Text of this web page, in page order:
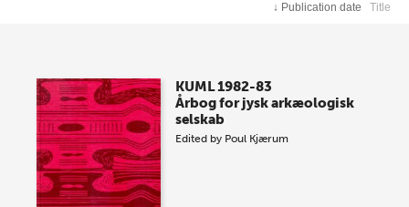
↓ Publication date Title
KUML 1982-83
Årbog for jysk arkæologisk
selskab
Edited by Poul Kjærum